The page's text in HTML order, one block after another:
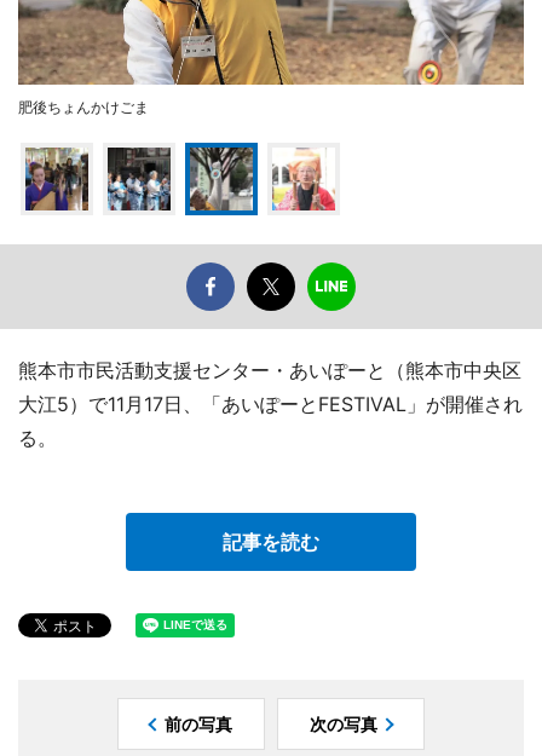
肥後ちょんかけごま
熊本市市民活動支援センター・あいぽーと（熊本市中央区
大江5）で11月17日、「あいぽーとFESTIVAL」が開催され
る。
記事を読む
前の写真 次の写真